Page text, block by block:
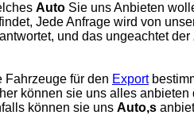
Auto Sie uns Anbieten
Jede Anfrage wird von
und das ungeachtet der
Fahrzeuge für den Export
können sie uns alles anbieten
können sie uns Auto,s